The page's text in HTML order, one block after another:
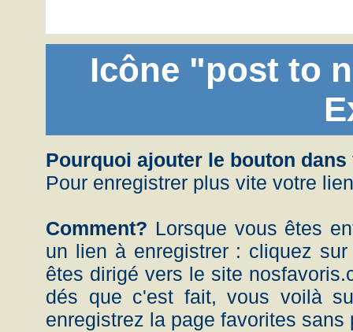
Icône "post to
Pourquoi ajouter le bouton
Pour enregistrer plus vite votre
Comment? Lorsque vous êtes
un lien à enregistrer : cliquez
êtes dirigé vers le site
dés que c'est fait, vous voilà
enregistrez la page favorites sans